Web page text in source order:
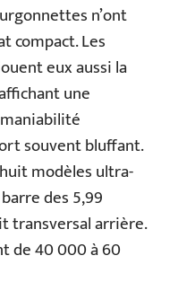
n’ont
compact. Les
eux aussi la
une
souvent bluffant.
modèles ultra-
des 5,99
transversal arrière.
de 40 000 à 60